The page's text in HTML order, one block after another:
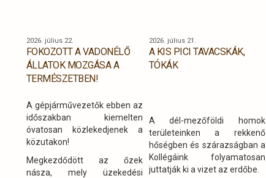
megismerhették az épített
örökség és természeti
környezet szépségeit.
lézerszkennerrel.
2026. július 22.
FOKOZOTT A VADONÉLŐ
ÁLLATOK MOZGÁSA A
TERMÉSZETBEN!
A gépjárművezetők ebben az
időszakban kiemelten
óvatosan közlekedjenek a
közutakon!
Megkezdődött az őzek
násza, mely üzekedési
2026. július 21.
A KIS PICI TAVACSKÁK,
TÓKÁK
A dél-mezőföldi homok
területeinken a rekkenő
hőségben és szárazságban a
Kollégáink folyamatosan
juttatják ki a vizet az erdőbe.